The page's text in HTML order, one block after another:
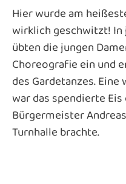
Hier wurde am
wirklich geschwitzt! In
übten die jungen
Choreografie ein und
des Gardetanzes.
war das spendierte Eis
Bürgermeister
Turnhalle brachte.